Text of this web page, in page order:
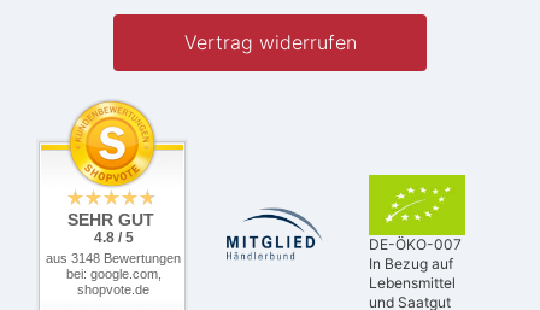
Vertrag widerrufen
SEHR GUT
4.8 / 5
aus 3148 Bewertungen
bei: google.com,
shopvote.de
DE-ÖKO-007
In Bezug auf
Lebensmittel
und Saatgut